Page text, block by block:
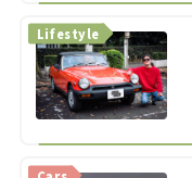
Lifestyle